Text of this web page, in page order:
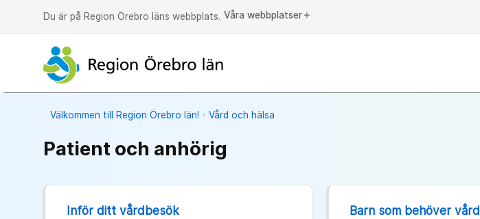
Du är på Region Örebro läns webbplats. Våra webbplatser add
Välkommen till Region Örebro län! Vård och hälsa
Patient och anhörig
Inför ditt vårdbesök Barn som behöver vård